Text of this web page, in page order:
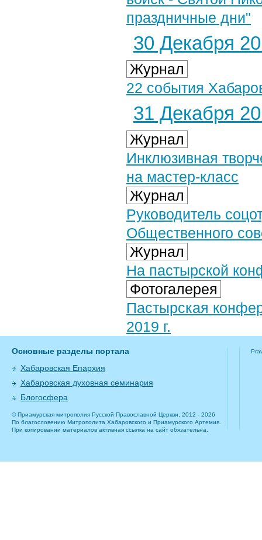
праздничные дни"
30 Декабря
Журнал
22 события
31 Декабря
Журнал
Инклюзивная
на мастер-класс
Журнал
Руководитель
Общественного
Журнал
На пастырской
Фотогалерея
Пастырская
2019 г.
Основные разделы портала
Хабаровская Епархия
Хабаровская духовная семинария
Блогосфера
© Приамурская митрополия Русской Православной Церкви, 2012 - 2026
По благословению Митрополита Хабаровского и Приамурского Артемия.
При копировании материалов активная ссылка на сайт обязательна.